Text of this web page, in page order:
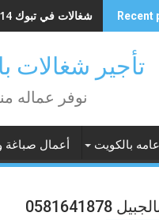
Recent شغالات في تبوك 0560279614
تأجير شغالات
نوفر عماله
بالكويت أعمال صباغة